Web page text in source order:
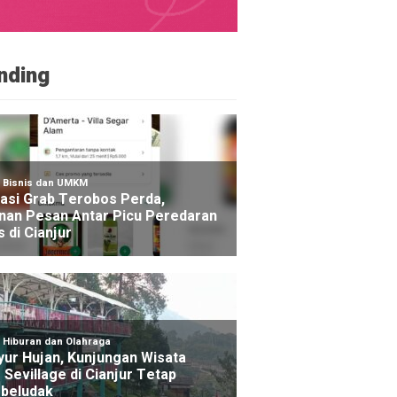
Mahasiswa KKN di Cugenang Cianjur Hilang,
CCTV
yang lalu